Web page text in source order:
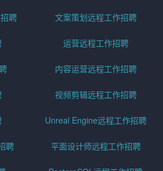
聘 文案策划远程工作招聘
运营远程工作招聘
内容运营远程工作招聘
视频剪辑远程工作招聘
Unreal Engine远程工作招聘
聘 平面设计师远程工作招聘